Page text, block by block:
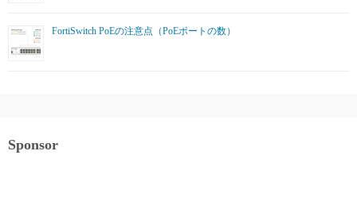
FortiSwitch PoEの注意点（PoEポートの数）
Sponsor